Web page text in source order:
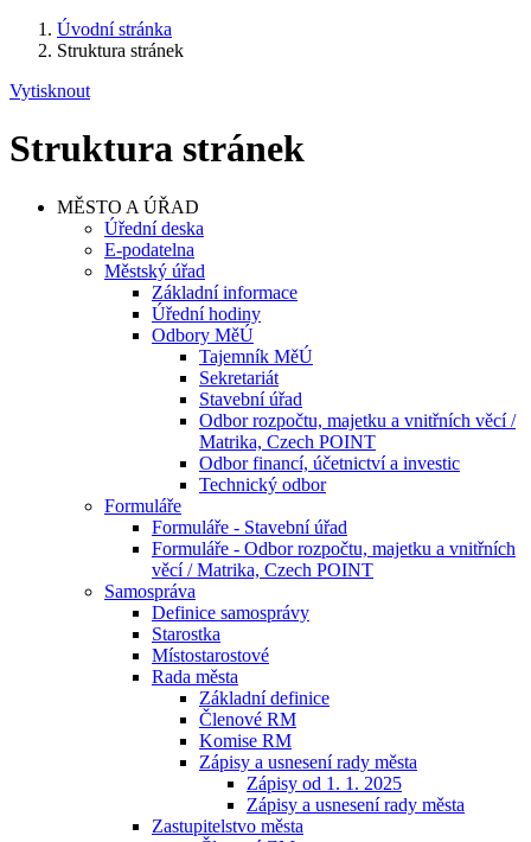
Úvodní stránka
Struktura stránek
Vytisknout
Struktura stránek
MĚSTO A ÚŘAD
Úřední deska
E-podatelna
Městský úřad
Základní informace
Úřední hodiny
Odbory MěÚ
Tajemník MěÚ
Sekretariát
Stavební úřad
Odbor rozpočtu, majetku a vnitřních věcí /
Matrika, Czech POINT
Odbor financí, účetnictví a investic
Technický odbor
Formuláře
Formuláře - Stavební úřad
Formuláře - Odbor rozpočtu, majetku a vnitřních
věcí / Matrika, Czech POINT
Samospráva
Definice samosprávy
Starostka
Místostarostové
Rada města
Základní definice
Členové RM
Komise RM
Zápisy a usnesení rady města
Zápisy od 1. 1. 2025
Zápisy a usnesení rady města
Zastupitelstvo města